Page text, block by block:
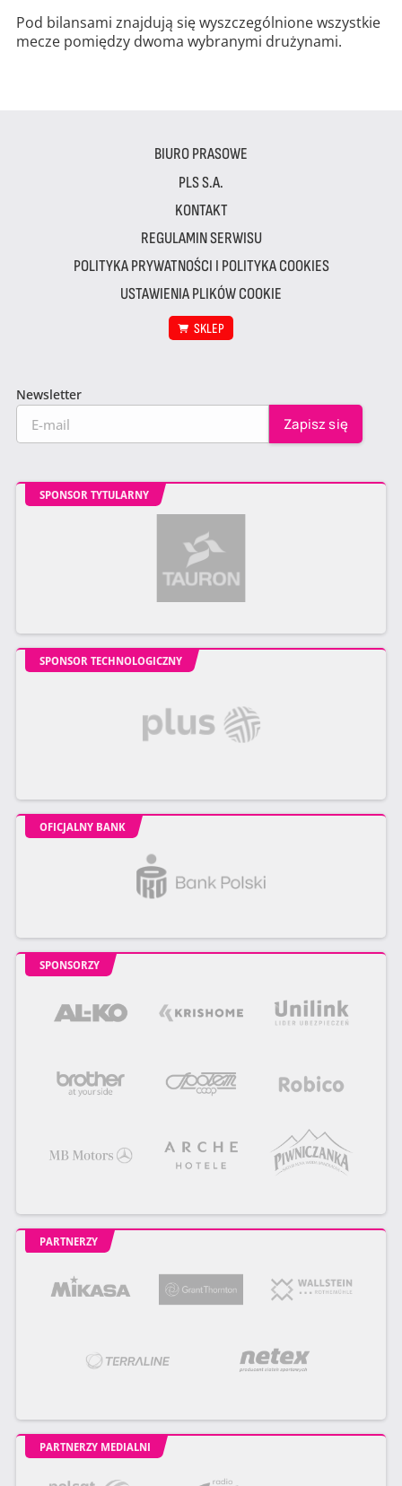
Pod bilansami znajdują się wyszczególnione wszystkie
mecze pomiędzy dwoma wybranymi drużynami.
BIURO PRASOWE
PLS S.A.
KONTAKT
REGULAMIN SERWISU
POLITYKA PRYWATNOŚCI I POLITYKA COOKIES
USTAWIENIA PLIKÓW COOKIE
SKLEP
Newsletter
SPONSOR TYTULARNY
SPONSOR TECHNOLOGICZNY
OFICJALNY BANK
SPONSORZY
PARTNERZY
PARTNERZY MEDIALNI